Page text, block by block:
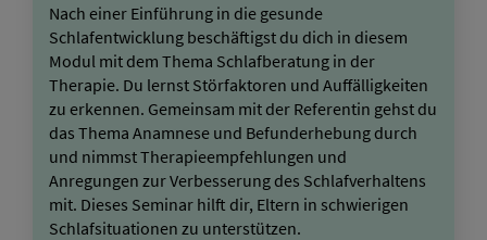
Nach einer Einführung in die gesunde
Schlafentwicklung beschäftigst du dich in diesem
Modul mit dem Thema Schlafberatung in der
Therapie. Du lernst Störfaktoren und Auffälligkeiten
zu erkennen. Gemeinsam mit der Referentin gehst du
das Thema Anamnese und Befunderhebung durch
und nimmst Therapieempfehlungen und
Anregungen zur Verbesserung des Schlafverhaltens
mit. Dieses Seminar hilft dir, Eltern in schwierigen
Schlafsituationen zu unterstützen.